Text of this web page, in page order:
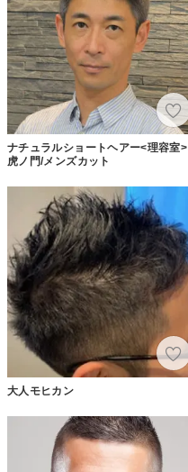
ナチュラルショートヘアー<理容室>
虎ノ門/メンズカット
大人モヒカン